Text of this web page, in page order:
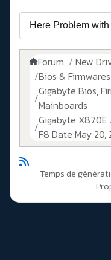
Forum
New
Bios & Firmwares
Gigabyte Bios,
Mainboards
Gigabyte X870E
F8 Date May 20,
Temps de